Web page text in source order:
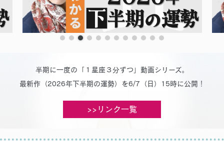
半期に一度の「１星座３分ずつ」動画シリーズ。
最新作（2026年下半期の運勢）を6/7（日）15時に公開！
>>リンク一覧